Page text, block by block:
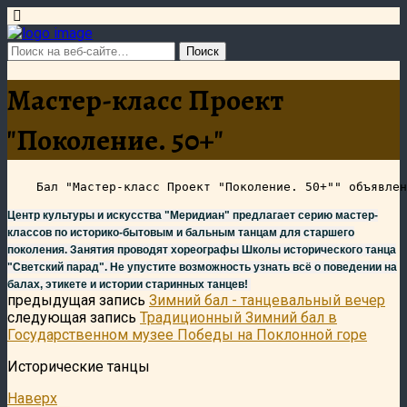
Мастер-класс Проект
"Поколение. 50+"
Центр культуры и искусства "Меридиан" предлагает серию мастер-
классов по историко-бытовым и бальным танцам для старшего
поколения. Занятия проводят хореографы Школы исторического танца
"Светский парад". Не упустите возможность узнать всё о поведении на
балах, этикете и истории старинных танцев!
предыдущая запись Зимний бал - танцевальный вечер
следующая запись Традиционный Зимний бал в
Государственном музее Победы на Поклонной горе
Исторические танцы
Наверх